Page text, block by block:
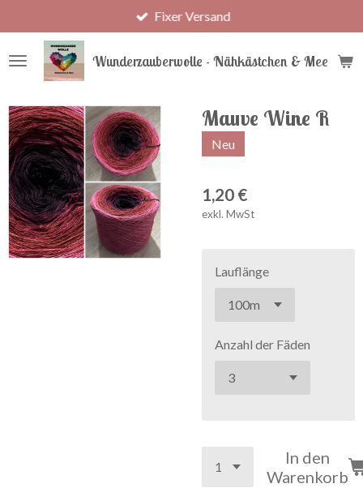
Hauptinhalt
springen
Wunderzauberwolle - Nähkästchen & Meer
Fixer Versand
Mauve Wine R
Neu
1,20 €
exkl. MwSt
Lauflänge
Anzahl der Fäden
In den
Warenkorb